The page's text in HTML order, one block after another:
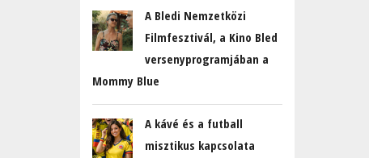
A Bledi Nemzetközi
Filmfesztivál, a Kino Bled
versenyprogramjában a
Mommy Blue
A kávé és a futball
misztikus kapcsolata